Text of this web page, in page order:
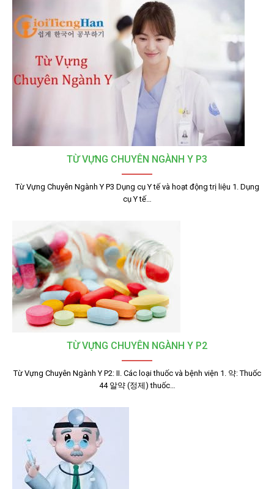
TỪ VỰNG CHUYÊN NGÀNH Y P3
Từ Vựng Chuyên Ngành Y P3 Dụng cụ Y tế và hoạt động trị liệu 1. Dụng
cụ Y tế…
TỪ VỰNG CHUYÊN NGÀNH Y P2
Từ Vựng Chuyên Ngành Y P2: II. Các loại thuốc và bệnh viện 1. 약: Thuốc
44 알약 (정제) thuốc…